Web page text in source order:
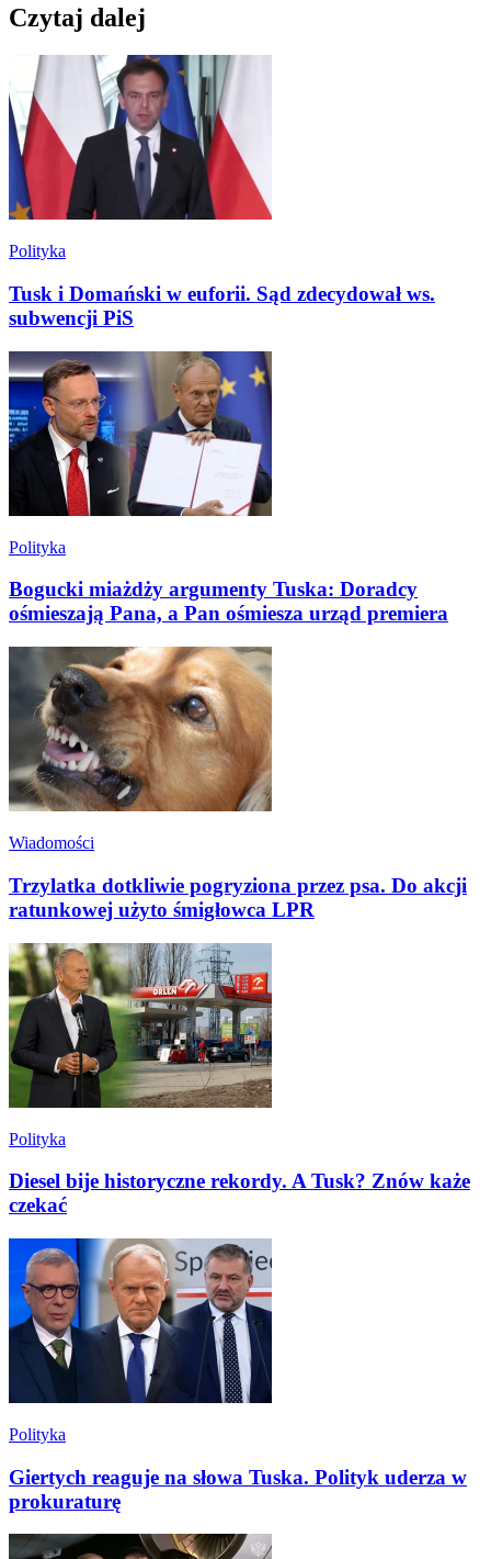
Czytaj dalej
Polityka
Tusk i Domański w euforii. Sąd zdecydował ws.
subwencji PiS
Polityka
Bogucki miażdży argumenty Tuska: Doradcy
ośmieszają Pana, a Pan ośmiesza urząd premiera
Wiadomości
Trzylatka dotkliwie pogryziona przez psa. Do akcji
ratunkowej użyto śmigłowca LPR
Polityka
Diesel bije historyczne rekordy. A Tusk? Znów każe
czekać
Polityka
Giertych reaguje na słowa Tuska. Polityk uderza w
prokuraturę